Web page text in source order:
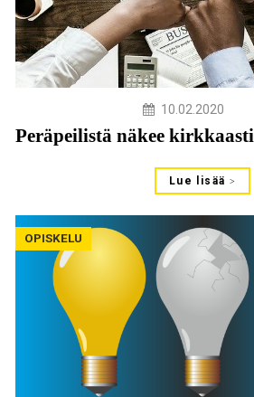
10.02.2020
Peräpeilistä näkee kirkkaasti
Lue lisää
OPISKELU